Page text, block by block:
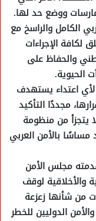
ووضع حد لها.
الكامل والراسخ مع
لكافة الإجراءات
والحفاظ على
الحيوية.
لأي اعتداء يستهدف
مجددًا التأكيد
يتجزأ من منظومة
بالأمن العربي
مجلس الأمن
والأخلاقية لوقف
من شأنها زعزعة
الدوليين للخطر